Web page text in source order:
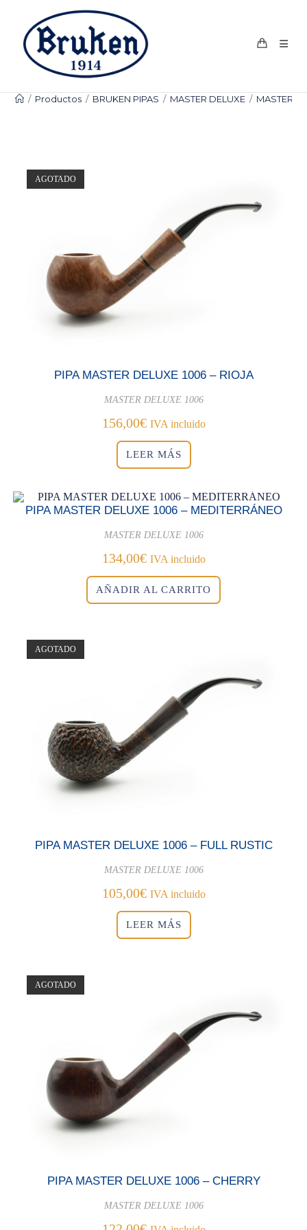
contenido
/ Productos / BRUKEN PIPAS / MASTER DELUXE / MASTER
AGOTADO
PIPA MASTER DELUXE 1006 – RIOJA
MASTER DELUXE 1006
156,00€ IVA incluido
LEER MÁS
PIPA MASTER DELUXE 1006 – MEDITERRÁNEO
MASTER DELUXE 1006
134,00€ IVA incluido
AÑADIR AL CARRITO
AGOTADO
PIPA MASTER DELUXE 1006 – FULL RUSTIC
MASTER DELUXE 1006
105,00€ IVA incluido
LEER MÁS
AGOTADO
PIPA MASTER DELUXE 1006 – CHERRY
MASTER DELUXE 1006